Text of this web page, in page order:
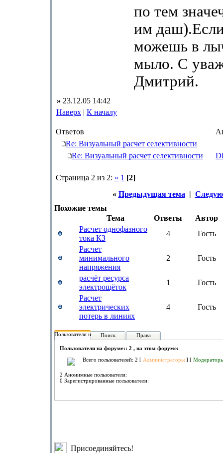
по тем
им
можешь в
мыло. С
Дмитрий.
» 23.12.05 14:42
Наверх | К началу
Ответов
Re: Визуальный расчет селективности
Re: Визуальный расчет селективности
Страница 2 из 2: « 1 [2]
« Предыдущая тема |
Похожие темы
Тема
Ответы
Автор
Расчет однофазного
тока КЗ
4
Гость
Расчет
минимального
напряжения
2 Гость
расчёт ресурса
электрощёток
1
Гость
Расчет
электрических
потерь в линиях
4 Гость
Пользователи на форуме:
Поиск Права
Пользователи на форуме:: 2 , на этом форуме:
Всего пользователей: 2 [ Администраторы ] [
2 Анонимные пользователи:
0 Зарегистрированные пользователи:
Присоединяйтесь!